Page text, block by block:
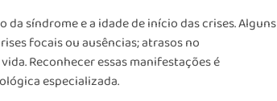
síndrome e a idade de início das crises. Alguns
focais ou ausências; atrasos no
Reconhecer essas manifestações é
especializada.